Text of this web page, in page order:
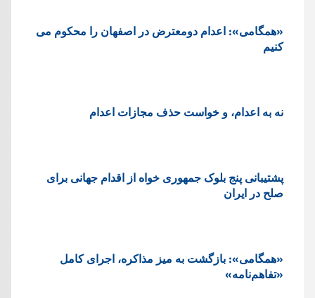
«همگامی»: اعدام دومعترض در اصفهان را محکوم می
کنیم
نه به اعدام، و خواست حذف مجازات اعدام
پشتيبانی پنج بلوک جمهوری خواه از اقدام جهانی برای
صلح در ایران
«همگامی»: بازگشت به میز مذاکره، اجرای کامل
«تفاهم‌نامه»